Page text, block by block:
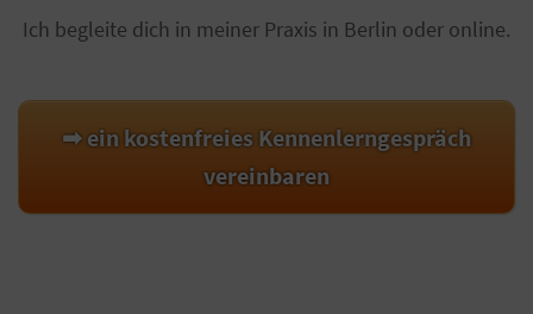
Ich begleite dich in meiner Praxis in Berlin oder online.
➡ ein kostenfreies Kennenlerngespräch
vereinbaren